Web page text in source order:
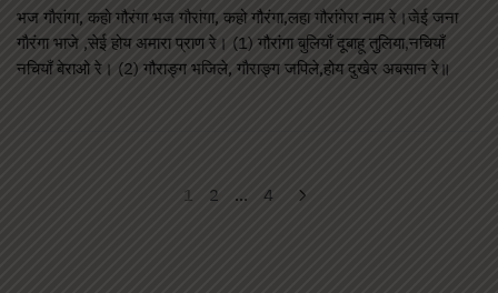
भज गौरांगा, कहो गौरंगा भज गौरांगा, कहो गौरंगा,लहा गौरांगेरा नाम रे।जेई जना
गौरंगा भाजे ,सेई होय अमारा प्राण रे। (1) गौरांगा बुलियाँ दूबाहू तुलिया,नचियाँ
नचियाँ बेराओ रे। (2) गौराङ्ग भजिले, गौराङ्ग जपिले,होय दुखेर अबसान रे॥
1 2 … 4